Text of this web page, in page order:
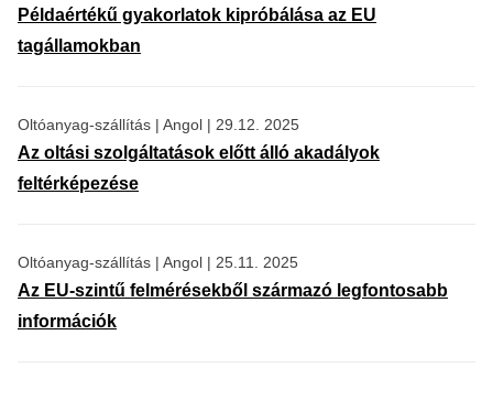
Példaértékű gyakorlatok kipróbálása az EU
tagállamokban
Oltóanyag-szállítás | Angol | 29.12. 2025
Az oltási szolgáltatások előtt álló akadályok
feltérképezése
Oltóanyag-szállítás | Angol | 25.11. 2025
Az EU-szintű felmérésekből származó legfontosabb
információk